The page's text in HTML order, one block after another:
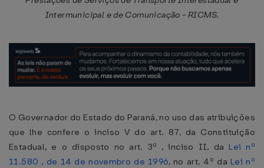
Intermunicipal e de Comunicação - RICMS.
O Governador do Estado do Paraná, no uso das atribuições
que lhe confere o inciso V do art. 87, da Constituição
Estadual, e o disposto no art. 3º , inciso II, da Lei nº
11.580 , de 14 de novembro de 1996, no art. 4º da Lei nº